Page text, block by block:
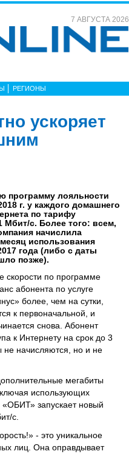
7 АВГУСТА 2026
РЕГИОНЫ
ускоряет
программу лояльности
г. у каждого домашнего
по тарифу
Мбит/с. Более того: всем,
начислила
использования
года (либо с даты
позже).
скорости по программе
абонента по услуге
более, чем на сутки,
к первоначальной, и
снова. Абонент
к Интернету на срок до 3
не начисляются, но и не
мегабиты
использующих
запускает новый
с.
- это уникальное
лиц. Она оправдывает